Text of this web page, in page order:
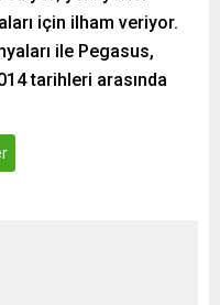
için ilham veriyor.
ile Pegasus,
tarihleri arasında